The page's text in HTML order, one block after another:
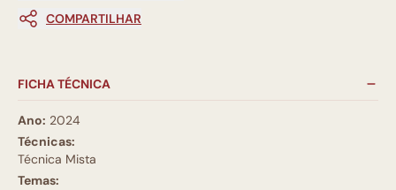
COMPARTILHAR
FICHA TÉCNICA
Ano: 2024
Técnicas:
Técnica Mista
Temas: